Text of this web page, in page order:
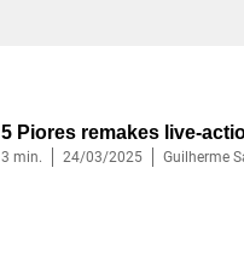
5 Piores remakes live-
3 min. 24/03/2025 Guilherme